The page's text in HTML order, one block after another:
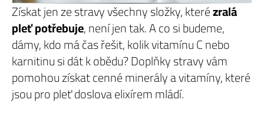
Získat jen ze stravy všechny složky, kterézralá
pleť potřebuje, není jen tak. A co si budeme,
dámy, kdo má čas řešit, kolik vitamínu C nebo
karnitinu si dát k obědu? Doplňky stravy vám
pomohou získat cenné minerály a vitamíny, které
jsou pro pleť doslova elixírem mládí.